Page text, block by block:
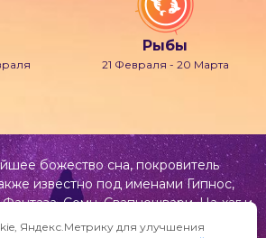
Рыбы
21 Февраля - 20 Марта
божество сна, покровитель
известно под именами Гипнос,
Сомн, Свапнещвари, На-хаг и
Яндекс.Метрику для улучшения